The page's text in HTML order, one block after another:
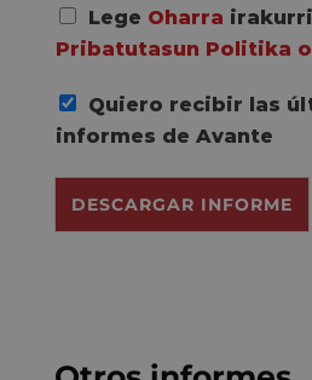
A
c
u
r
d
R
P
Lege Oharra
Pribatutasun Politika
Quiero recibir las
informes de Avante
DESCARGAR INFORME